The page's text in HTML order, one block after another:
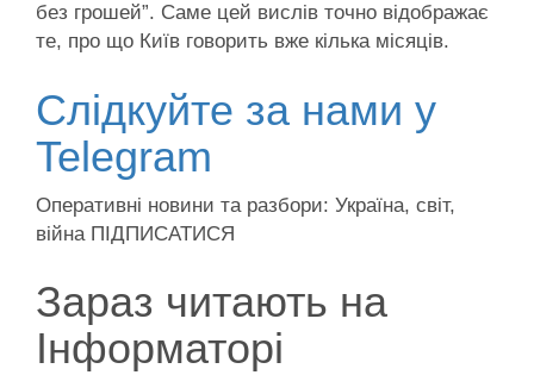
без грошей”. Саме цей вислів точно відображає
те, про що Київ говорить вже кілька місяців.
Слідкуйте за нами у
Telegram
Оперативні новини та разбори: Україна, світ,
війна ПІДПИСАТИСЯ
Зараз читають на
Інформаторі